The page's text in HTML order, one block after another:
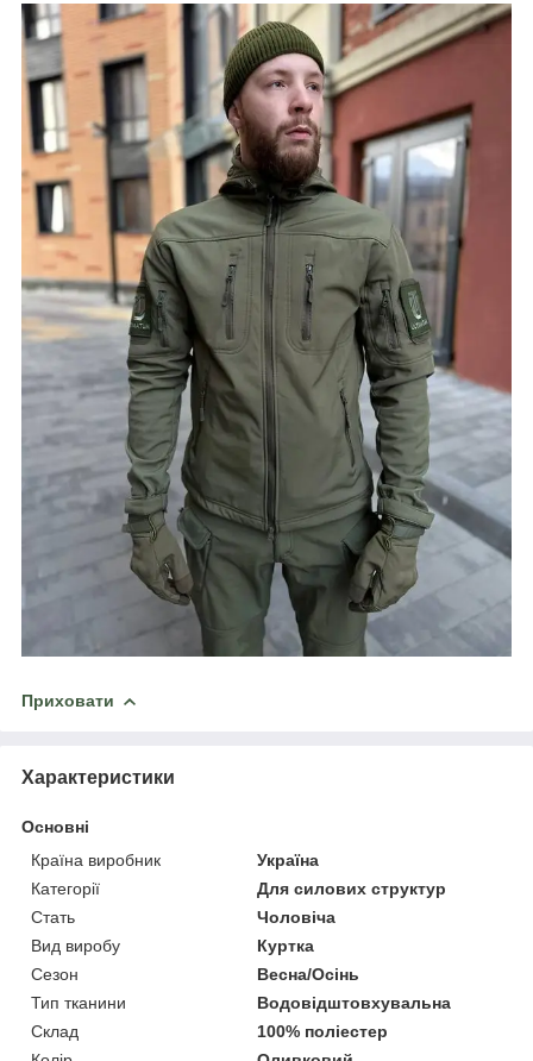
Приховати
Характеристики
Основні
Країна виробник
Україна
Категорії
Для силових структур
Стать
Чоловіча
Вид виробу
Куртка
Сезон
Весна/Осінь
Тип тканини
Водовідштовхувальна
Склад
100% поліестер